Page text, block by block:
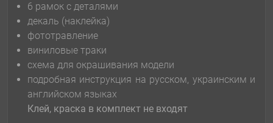
6 рамок с деталями
декаль (наклейка)
фототравление
виниловые траки
схема для окрашивания модели
подробная инструкция на русском, украинским и
английском языках
Клей, краска в комплект не входят